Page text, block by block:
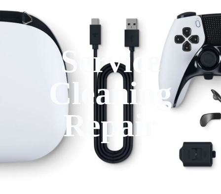
Service
Cleaning
Repair